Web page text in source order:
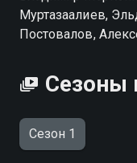
Муртазаалиев,
Постовалов,
Сезоны
Сезон 1